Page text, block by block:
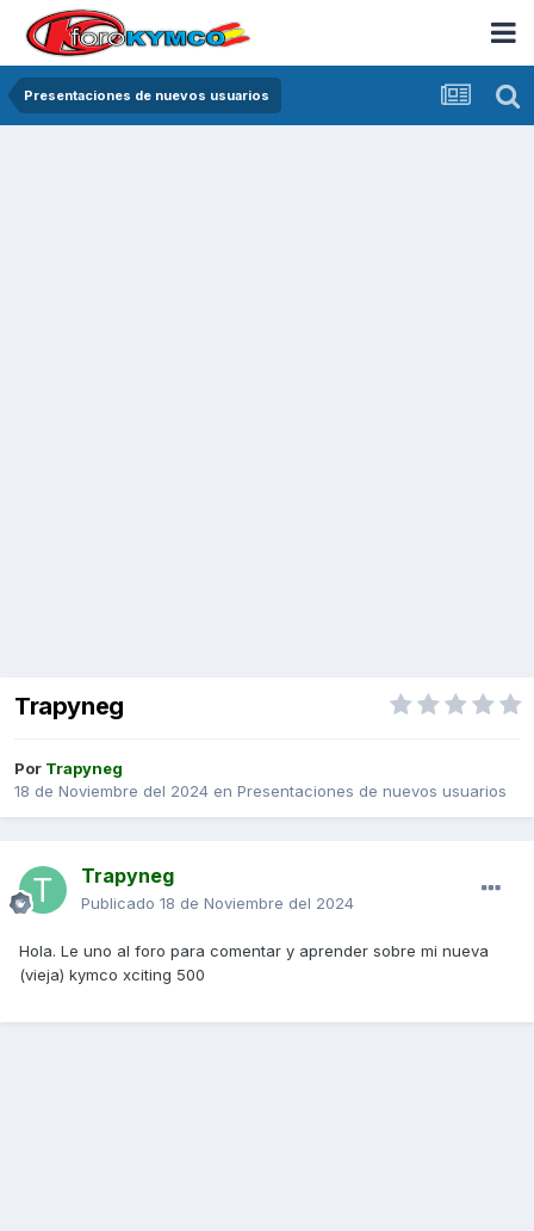
Presentaciones de nuevos usuarios
Trapyneg
Por Trapyneg
18 de Noviembre del 2024 en Presentaciones de nuevos usuarios
Trapyneg
Publicado 18 de Noviembre del 2024
Hola. Le uno al foro para comentar y aprender sobre mi nueva
(vieja) kymco xciting 500